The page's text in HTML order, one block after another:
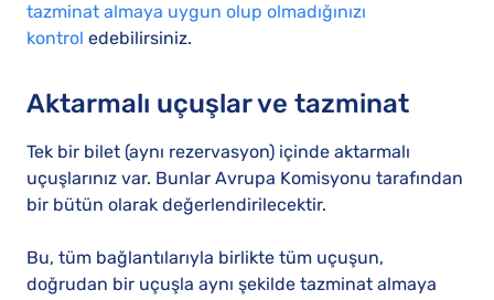
tazminat almaya uygun olup olmadığınızı
kontrol edebilirsiniz.
Aktarmalı uçuşlar ve tazminat
Tek bir bilet (aynı rezervasyon) içinde aktarmalı
uçuşlarınız var. Bunlar Avrupa Komisyonu tarafından
bir bütün olarak değerlendirilecektir.
Bu, tüm bağlantılarıyla birlikte tüm uçuşun,
doğrudan bir uçuşla aynı şekilde tazminat almaya